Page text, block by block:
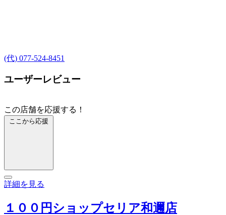
(代) 077-524-8451
ユーザーレビュー
この店舗を応援する！
ここから応援
詳細を見る
１００円ショップセリア和邇店